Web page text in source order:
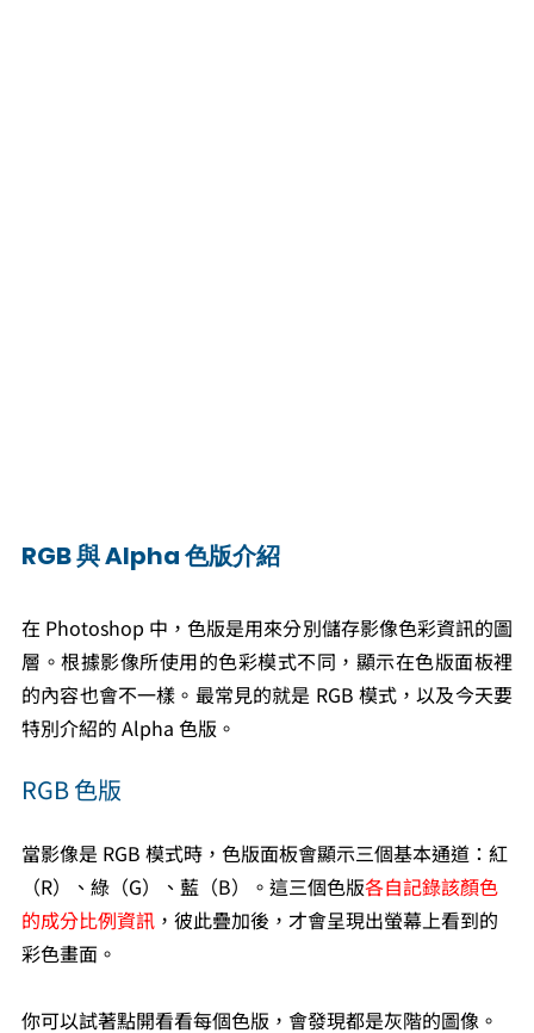
RGB 與 Alpha 色版介紹
在 Photoshop 中，色版是用來分別儲存影像色彩資訊的圖
層。根據影像所使用的色彩模式不同，顯示在色版面板裡
的內容也會不一樣。最常見的就是 RGB 模式，以及今天要
特別介紹的 Alpha 色版。
RGB 色版
當影像是 RGB 模式時，色版面板會顯示三個基本通道：紅
（R）、綠（G）、藍（B）。這三個色版各自記錄該顏色
的成分比例資訊 ，彼此疊加後，才會呈現出螢幕上看到的
彩色畫面。
你可以試著點開看看每個色版，會發現都是灰階的圖像。